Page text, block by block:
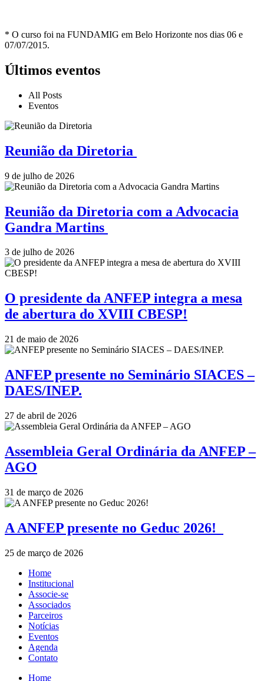
* O curso foi na FUNDAMIG em Belo Horizonte nos dias 06 e
07/07/2015.
Últimos eventos
All Posts
Eventos
Reunião da Diretoria
9 de julho de 2026
Reunião da Diretoria com a Advocacia
Gandra Martins
3 de julho de 2026
O presidente da ANFEP integra a mesa
de abertura do XVIII CBESP!
21 de maio de 2026
ANFEP presente no Seminário SIACES –
DAES/INEP.
27 de abril de 2026
Assembleia Geral Ordinária da ANFEP –
AGO
31 de março de 2026
A ANFEP presente no Geduc 2026!
25 de março de 2026
Home
Institucional
Associe-se
Associados
Parceiros
Notícias
Eventos
Agenda
Contato
Home